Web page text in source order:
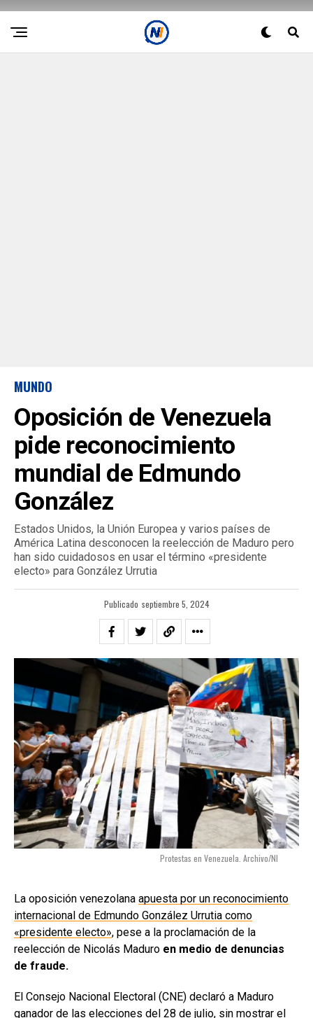
MUNDO
Oposición de Venezuela
pide reconocimiento
mundial de Edmundo
González
Estados Unidos, la Unión Europea y varios países de
América Latina desconocen la reelección de Maduro pero
han sido cuidadosos en usar el término «presidente
electo» para González Urrutia
Publicado septiembre 5, 2024
Protestas en Venezuela. Archivo/NI
La oposición venezolana apuesta por un reconocimiento
internacional de Edmundo González Urrutia como
«presidente electo», pese a la proclamación de la
reelección de Nicolás Maduro en medio de denuncias
de fraude.
El Consejo Nacional Electoral (CNE) declaró a Maduro
ganador de las elecciones del 28 de julio, sin mostrar el